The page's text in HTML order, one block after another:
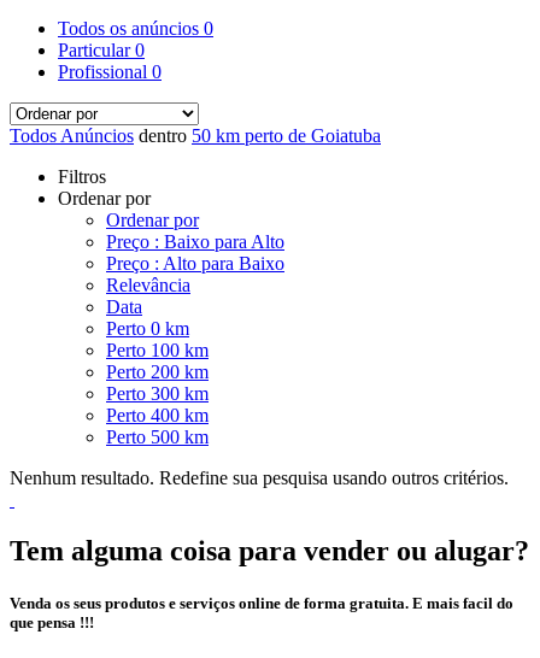
Todos os anúncios 0
Particular0
Profissional 0
Todos Anúncios dentro 50 km perto de Goiatuba
Filtros
Ordenar por
Ordenar por
Preço : Baixo para Alto
Preço : Alto para Baixo
Relevância
Data
Perto 0 km
Perto 100 km
Perto 200 km
Perto 300 km
Perto 400 km
Perto 500 km
Nenhum resultado. Redefine sua pesquisa usando outros critérios.
Tem alguma coisa para vender ou alugar?
Venda os seus produtos e serviços online de forma gratuita. E mais facil do
que pensa !!!